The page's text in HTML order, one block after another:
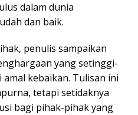
dalam dunia
dan baik.
penulis sampaikan
yang setinggi-
kebaikan. Tulisan ini
tetapi setidaknya
bagi pihak-pihak yang